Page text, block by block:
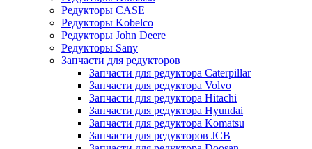
Редукторы CASE
Редукторы Kobelco
Редукторы John Deere
Редукторы Sany
Запчасти для редукторов
Запчасти для редуктора Caterpillar
Запчасти для редуктора Volvo
Запчасти для редуктора Hitachi
Запчасти для редуктора Hyundai
Запчасти для редуктора Komatsu
Запчасти для редукторов JCB